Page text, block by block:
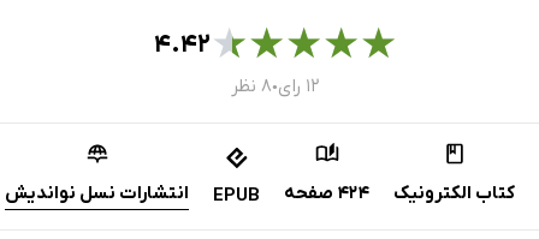
★
★
★
★
★۴.۴۲
۱۲ رای ● ۸ نظر
کتاب الکترونیک 424 صفحه EPUB انتشارات نسل نواندیش